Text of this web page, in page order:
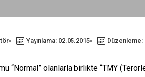
Yayınlama: 02.05.2015 Düzenleme:
“Normal” olanlarla birlikte “TMY